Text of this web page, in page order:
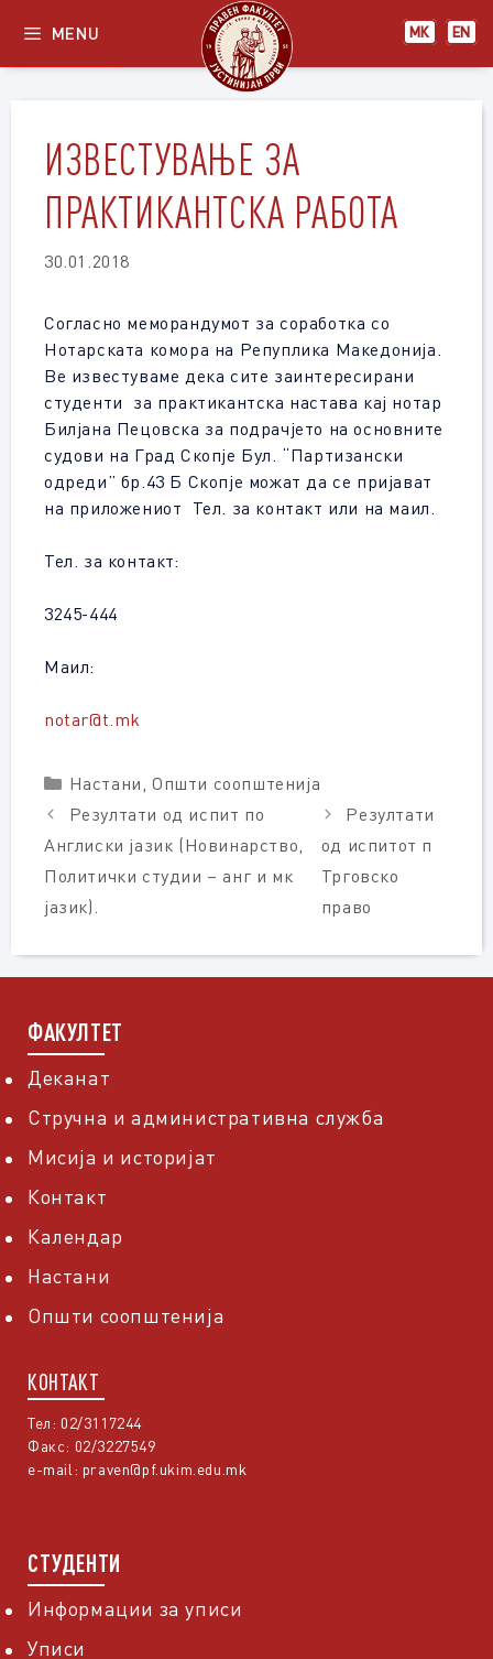
content
МК EN
MENU
ИЗВЕСТУВАЊЕ ЗА
ПРАКТИКАНТСКА РАБОТА
30.01.2018
Согласно меморандумот за соработка со
Нотарската комора на Репуплика Македонија.
Ве известуваме дека сите заинтересирани
студенти за практикантска настава кај нотар
Билјана Пецовска за подрачјето на основните
судови на Град Скопје Бул. “Партизански
одреди” бр.43 Б Скопје можат да се пријават
на приложениот Тел. за контакт или на маил.
Тел. за контакт:
3245-444
Маил:
notar@t.mk
Categories
Настани, Општи соопштенија
Резултати од испит по
Англиски јазик (Новинарство,
Политички студии – анг и мк
јазик).
Резултати
од испитот п
Трговско
право
ФАКУЛТЕТ
Деканат
Стручна и административна служба
Мисија и историјат
Контакт
Календар
Настани
Општи соопштенија
КОНТАКТ
Тел: 02/3117244
Факс: 02/3227549
e-mail: praven@pf.ukim.edu.mk
СТУДЕНТИ
Информации за уписи
Уписи